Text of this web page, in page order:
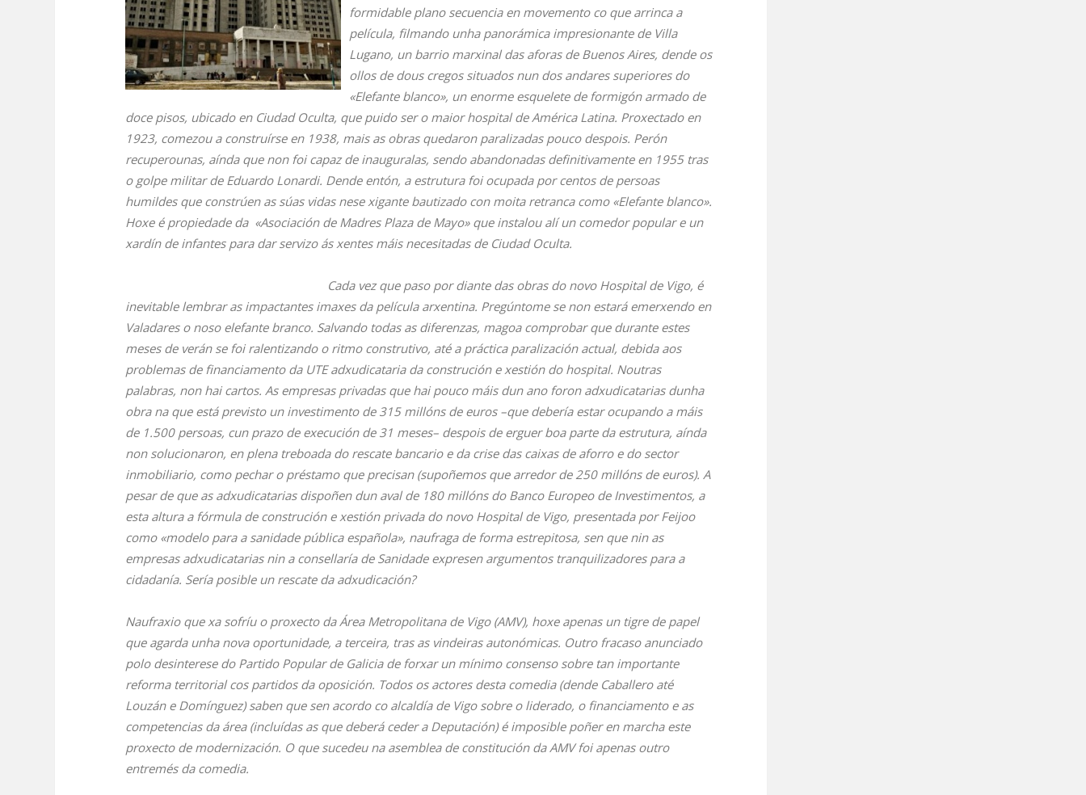
formidable plano secuencia en movemento co que arrinca a
película, filmando unha panorámica impresionante de Villa
Lugano, un barrio marxinal das aforas de Buenos Aires, dende os
ollos de dous cregos situados nun dos andares superiores do
«Elefante blanco», un enorme esquelete de formigón armado de
doce pisos, ubicado en Ciudad Oculta, que puido ser o maior hospital de América Latina. Proxectado en
1923, comezou a construírse en 1938, mais as obras quedaron paralizadas pouco despois. Perón
recuperounas, aínda que non foi capaz de inauguralas, sendo abandonadas definitivamente en 1955 tras
o golpe militar de Eduardo Lonardi. Dende entón, a estrutura foi ocupada por centos de persoas
humildes que constrúen as súas vidas nese xigante bautizado con moita retranca como «Elefante blanco».
Hoxe é propiedade da «Asociación de Madres Plaza de Mayo» que instalou alí un comedor popular e un
xardín de infantes para dar servizo ás xentes máis necesitadas de Ciudad Oculta.
Cada vez que paso por diante das obras do novo Hospital de Vigo, é
inevitable lembrar as impactantes imaxes da película arxentina. Pregúntome se non estará emerxendo en
Valadares o noso elefante branco. Salvando todas as diferenzas, magoa comprobar que durante estes
meses de verán se foi ralentizando o ritmo construtivo, até a práctica paralización actual, debida aos
problemas de financiamento da UTE adxudicataria da construción e xestión do hospital. Noutras
palabras, non hai cartos. As empresas privadas que hai pouco máis dun ano foron adxudicatarias dunha
obra na que está previsto un investimento de 315 millóns de euros –que debería estar ocupando a máis
de 1.500 persoas, cun prazo de execución de 31 meses– despois de erguer boa parte da estrutura, aínda
non solucionaron, en plena treboada do rescate bancario e da crise das caixas de aforro e do sector
inmobiliario, como pechar o préstamo que precisan (supoñemos que arredor de 250 millóns de euros). A
pesar de que as adxudicatarias dispoñen dun aval de 180 millóns do Banco Europeo de Investimentos, a
esta altura a fórmula de construción e xestión privada do novo Hospital de Vigo, presentada por Feijoo
como «modelo para a sanidade pública española», naufraga de forma estrepitosa, sen que nin as
empresas adxudicatarias nin a consellaría de Sanidade expresen argumentos tranquilizadores para a
cidadanía. Sería posible un rescate da adxudicación?
Naufraxio que xa sofríu o proxecto da Área Metropolitana de Vigo (AMV), hoxe apenas un tigre de papel
que agarda unha nova oportunidade, a terceira, tras as vindeiras autonómicas. Outro fracaso anunciado
polo desinterese do Partido Popular de Galicia de forxar un mínimo consenso sobre tan importante
reforma territorial cos partidos da oposición. Todos os actores desta comedia (dende Caballero até
Louzán e Domínguez) saben que sen acordo co alcaldía de Vigo sobre o liderado, o financiamento e as
competencias da área (incluídas as que deberá ceder a Deputación) é imposible poñer en marcha este
proxecto de modernización. O que sucedeu na asemblea de constitución da AMV foi apenas outro
entremés da comedia.